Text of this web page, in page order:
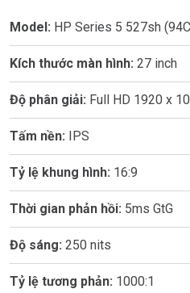
Model: HP Series 5 527sh
Kích thước màn hình: 27 inch
Độ phân giải: Full HD 1920 x
Tấm nền: IPS
Tỷ lệ khung hình: 16:9
Thời gian phản hồi: 5ms GtG
Độ sáng: 250 nits
Tỷ lệ tương phản: 1000:1